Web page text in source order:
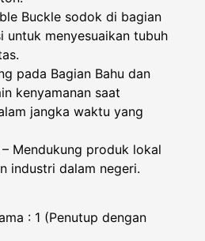
Buckle sodok di bagian
untuk menyesuaikan tubuh
pada Bagian Bahu dan
kenyamanan saat
jangka waktu yang
Mendukung produk lokal
industri dalam negeri.
: 1 (Penutup dengan